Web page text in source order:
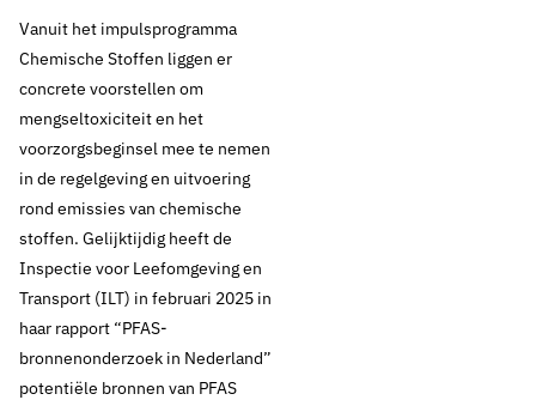
Vanuit het impulsprogramma
Chemische Stoffen liggen er
concrete voorstellen om
mengseltoxiciteit en het
voorzorgsbeginsel mee te nemen
in de regelgeving en uitvoering
rond emissies van chemische
stoffen. Gelijktijdig heeft de
Inspectie voor Leefomgeving en
Transport (ILT) in februari 2025 in
haar rapport “PFAS-
bronnenonderzoek in Nederland”
potentiële bronnen van PFAS